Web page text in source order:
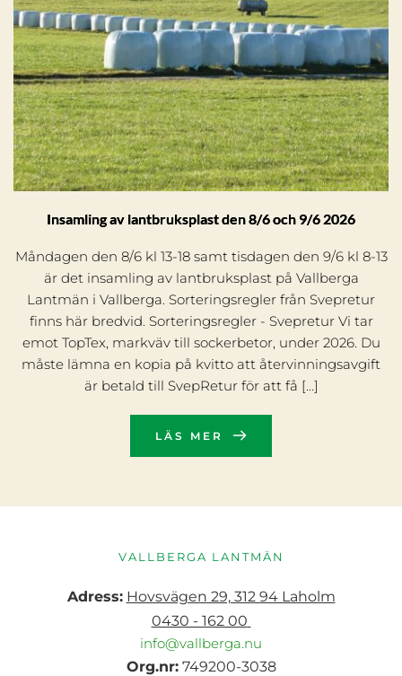
Insamling av lantbruksplast den 8/6 och 9/6 2026
Måndagen den 8/6 kl 13-18 samt tisdagen den 9/6 kl 8-13
är det insamling av lantbruksplast på Vallberga
Lantmän i Vallberga. Sorteringsregler från Svepretur
finns här bredvid. Sorteringsregler - Svepretur Vi tar
emot TopTex, markväv till sockerbetor, under 2026. Du
måste lämna en kopia på kvitto att återvinningsavgift
är betald till SvepRetur för att få […]
LÄS MER
VALLBERGA LANTMÄN
Adress: Hovsvägen 29, 312 94 Laholm
0430 - 162 00
info@vallberga.nu
Org.nr: 749200-3038